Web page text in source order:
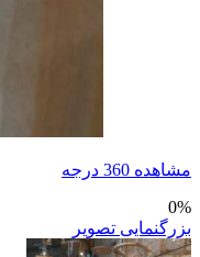
مشاهده 360 درجه
0%
بزرگنمایی تصویر